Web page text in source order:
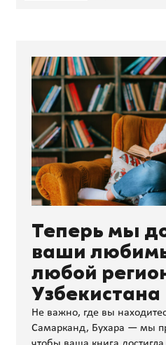
Теперь мы
ваши
любой
Узбекистана
Не важно, где вы
Самарканд, Бухара — мы